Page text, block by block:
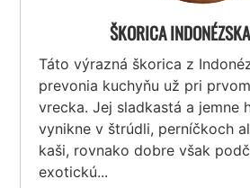
ŠKORICA
Táto výrazná škorica z
prevonia kuchyňu už pri
vrecka. Jej sladkastá a jemne
vynikne v štrúdli, perníčkoch
kaši, rovnako dobre však
exotickú...